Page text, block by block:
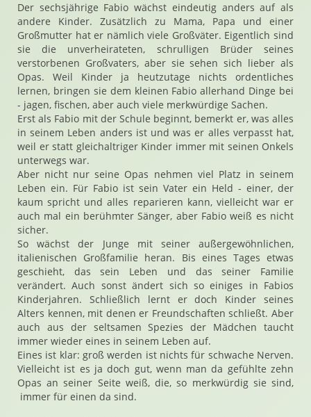
Der sechsjährige Fabio wächst eindeutig anders auf als
andere Kinder. Zusätzlich zu Mama, Papa und einer
Großmutter hat er nämlich viele Großväter. Eigentlich sind
sie die unverheirateten, schrulligen Brüder seines
verstorbenen Großvaters, aber sie sehen sich lieber als
Opas. Weil Kinder ja heutzutage nichts ordentliches
lernen, bringen sie dem kleinen Fabio allerhand Dinge bei
- jagen, fischen, aber auch viele merkwürdige Sachen.
Erst als Fabio mit der Schule beginnt, bemerkt er, was alles
in seinem Leben anders ist und was er alles verpasst hat,
weil er statt gleichaltriger Kinder immer mit seinen Onkels
unterwegs war.
Aber nicht nur seine Opas nehmen viel Platz in seinem
Leben ein. Für Fabio ist sein Vater ein Held - einer, der
kaum spricht und alles reparieren kann, vielleicht war er
auch mal ein berühmter Sänger, aber Fabio weiß es nicht
sicher.
So wächst der Junge mit seiner außergewöhnlichen,
italienischen Großfamilie heran. Bis eines Tages etwas
geschieht, das sein Leben und das seiner Familie
verändert. Auch sonst ändert sich so einiges in Fabios
Kinderjahren. Schließlich lernt er doch Kinder seines
Alters kennen, mit denen er Freundschaften schließt. Aber
auch aus der seltsamen Spezies der Mädchen taucht
immer wieder eines in seinem Leben auf.
Eines ist klar: groß werden ist nichts für schwache Nerven.
Vielleicht ist es ja doch gut, wenn man da gefühlte zehn
Opas an seiner Seite weiß, die, so merkwürdig sie sind,
immer für einen da sind.